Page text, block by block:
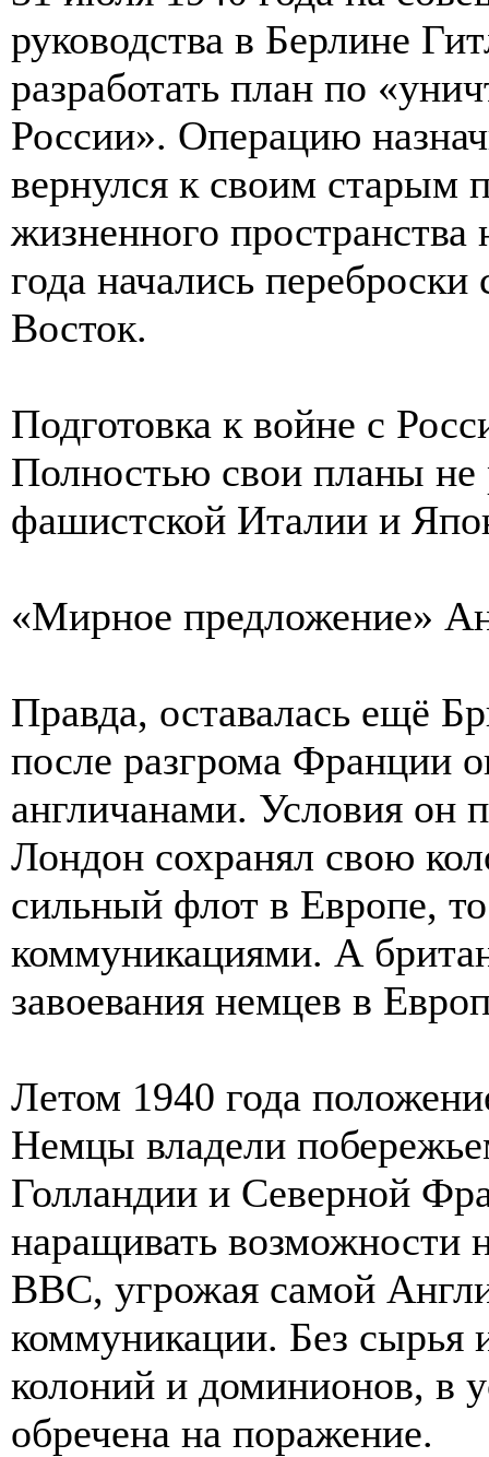
руководства в Берлине
разработать план по
России». Операцию
вернулся к своим старым
жизненного
года начались
Восток.
Подготовка к войне с
Полностью свои планы
фашистской Италии и
«Мирное предложение»
Правда, оставалась ещё
после разгрома Франции
англичанами. Условия он
Лондон сохранял свою
сильный флот в Европе,
коммуникациями. А
завоевания немцев в
Летом 1940 года
Немцы владели
Голландии и Северной
наращивать возможности
ВВС, угрожая самой
коммуникации. Без сырья
колоний и доминионов, в
обречена на поражение.